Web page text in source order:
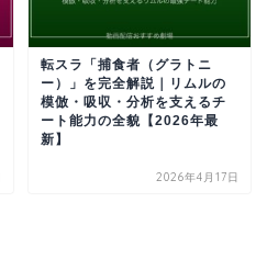
転スラ「捕食者（グラトニ
ー）」を完全解説｜リムルの
模倣・吸収・分析を支えるチ
ート能力の全貌【2026年最
新】
2026年4月17日